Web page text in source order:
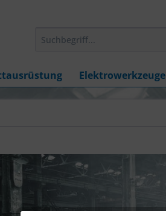
Elektrowerkzeuge